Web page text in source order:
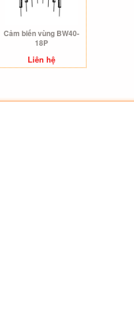
Cảm biến vùng BW40-
18P
Liên hệ